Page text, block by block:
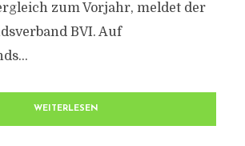
zum Vorjahr, meldet der
BVI. Auf
WEITERLESEN